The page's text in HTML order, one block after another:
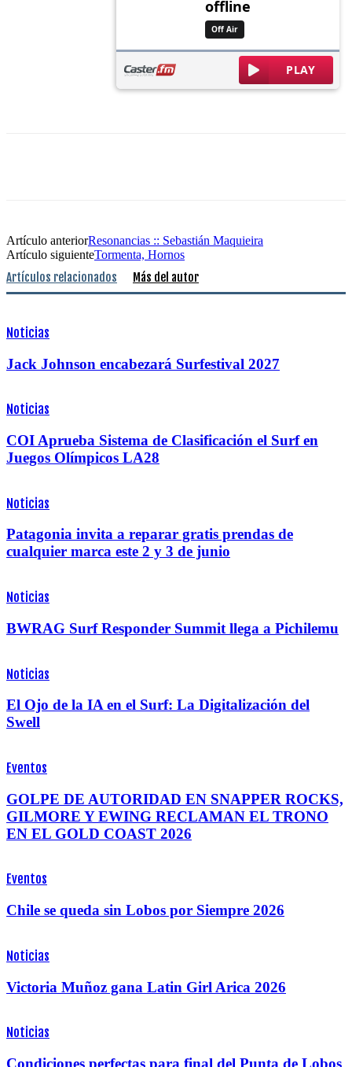
Artículo anteriorResonancias :: Sebastián Maquieira
Artículo siguienteTormenta, Hornos
Artículos relacionados Más del autor
Noticias
Jack Johnson encabezará Surfestival 2027
Noticias
COI Aprueba Sistema de Clasificación el Surf en
Juegos Olímpicos LA28
Noticias
Patagonia invita a reparar gratis prendas de
cualquier marca este 2 y 3 de junio
Noticias
BWRAG Surf Responder Summit llega a Pichilemu
Noticias
El Ojo de la IA en el Surf: La Digitalización del
Swell
Eventos
GOLPE DE AUTORIDAD EN SNAPPER ROCKS,
GILMORE Y EWING RECLAMAN EL TRONO
EN EL GOLD COAST 2026
Eventos
Chile se queda sin Lobos por Siempre 2026
Noticias
Victoria Muñoz gana Latin Girl Arica 2026
Noticias
Condiciones perfectas para final del Punta de Lobos